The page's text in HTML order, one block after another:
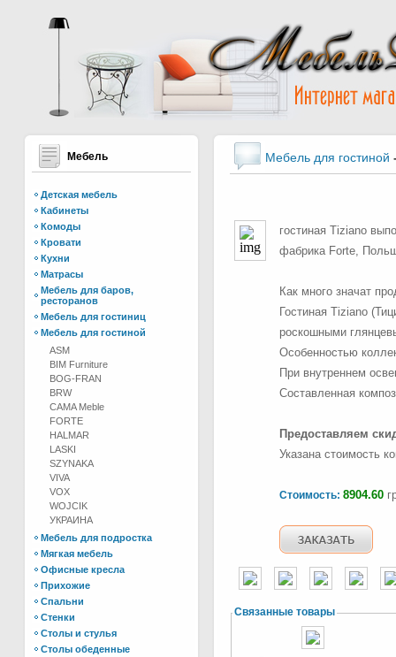
Мебель
Детская мебель
Кабинеты
Комоды
Кровати
Кухни
Матрасы
Мебель для баров,
ресторанов
Мебель для гостиниц
Мебель для гостиной
ASM
BIM Furniture
BOG-FRAN
BRW
CAMA Meble
FORTE
HALMAR
LASKI
SZYNAKA
VIVA
VOX
WOJCIK
УКРАИНА
Мебель для подростка
Мягкая мебель
Офисные кресла
Прихожие
Спальни
Стенки
Столы и стулья
Столы обеденные
Мебель для гостиной
гостиная Tiziano
фабрика Forte,
Как много значат
Гостиная Tiziano
роскошными
Особенностью
При внутреннем
Составленная
Предоставляем
Указана стоимость
Стоимость: 8904.60
Связанные товары